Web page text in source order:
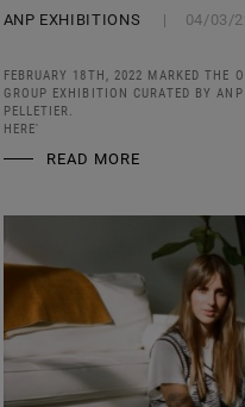
ANP EXHIBITIONS 04/03/
FEBRUARY 18TH, 2022 MARKED THE
GROUP EXHIBITION CURATED BY
PELLETIER.
HERE'
READ MORE